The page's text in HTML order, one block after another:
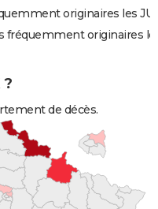
originaires les
originaires
?
de décès.